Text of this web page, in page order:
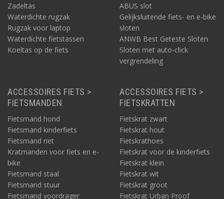
Zadeltas
Waterdichte rugzak
Rugzak voor laptop
Waterdichte fietstassen
Koeltas op de fiets
ABUS slot
Gelijksluitende fiets- en e-bike
sloten
ANWB Best Geteste Sloten
Sloten met auto-click
vergrendeling
ACCESSOIRES FIETS >
FIETSMANDEN
Fietsmand hond
Fietsmand kinderfiets
Fietsmand riet
Kratmanden voor fiets en e-
bike
Fietsmand staal
Fietsmand stuur
Fietsmand voordrager
ACCESSOIRES FIETS >
FIETSKRATTEN
Fietskrat zwart
Fietskrat hout
Fietskrathoes
Fietskrat voor de kinderfiets
Fietskrat klein
Fietskrat wit
Fietskrat groot
Fietskrat Urban Proof